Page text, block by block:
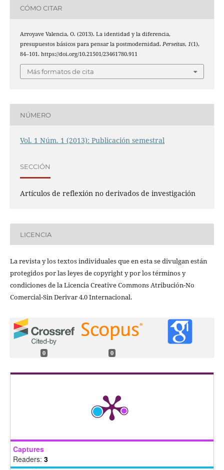
CÓMO CITAR
Arroyave Valencia, O. (2013). La identidad y la diferencia,
presupuestos básicos para pensar la postmodernidad. Perseitas, 1(1),
84–101. https://doi.org/10.21501/23461780.911
Más formatos de cita
NÚMERO
Vol. 1 Núm. 1 (2013): Publicación semestral
SECCIÓN
Artículos de reflexión no derivados de investigación
LICENCIA
La revista y los textos individuales que en esta se divulgan están
protegidos por las leyes de copyright y por los términos y
condiciones de la Licencia Creative Commons Atribución-No
Comercial-Sin Derivar 4.0 Internacional.
0 0
Captures
Readers: 3